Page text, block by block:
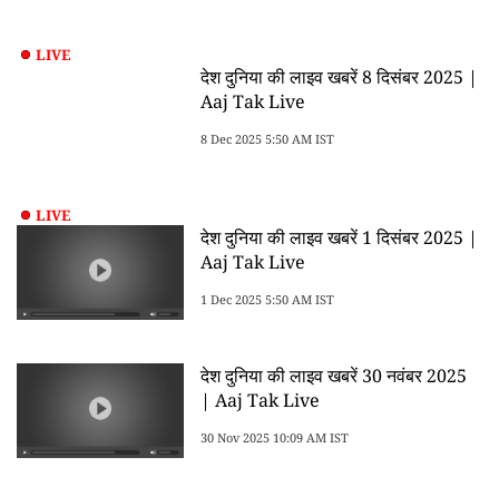
LIVE
देश दुनिया की लाइव खबरें 8 दिसंबर 2025 |
Aaj Tak Live
8 Dec 2025 5:50 AM IST
LIVE
देश दुनिया की लाइव खबरें 1 दिसंबर 2025 |
Aaj Tak Live
1 Dec 2025 5:50 AM IST
देश दुनिया की लाइव खबरें 30 नवंबर 2025
| Aaj Tak Live
30 Nov 2025 10:09 AM IST